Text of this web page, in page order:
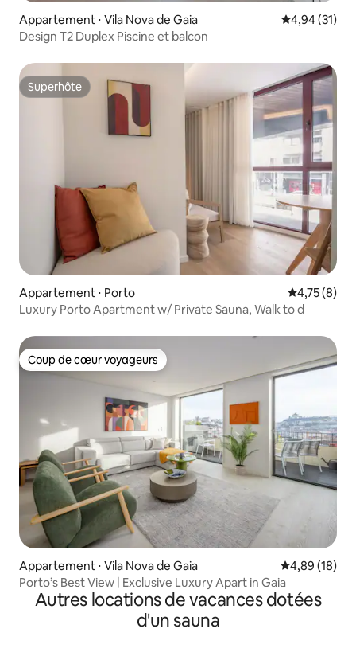
Appartement ⋅ Vila Nova de Gaia Évaluation
4,94 (31)
Design T2 Duplex Piscine et balcon
Superhôte
Superhôte
Appartement ⋅ Porto Évaluation
4,75 (8)
Luxury Porto Apartment w/ Private Sauna, Walk to d
Coup de cœur voyageurs
Coup de cœur voyageurs
Appartement ⋅ Vila Nova de Gaia Évaluation
4,89 (18)
Porto’s Best View | Exclusive Luxury Apart in Gaia
Autres locations de vacances dotées
d'un sauna